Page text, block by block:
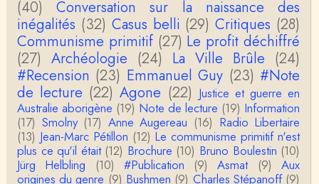
ur? La dernière edition française ou celle…
roland chaudat
le sous-titre de l’article de la Lutte de Classes “No
n, l’oppression des femmes n’a pas toujours exi…
roland chaudat
Votre gourmandise sera probablement récompens
ée parce que Snow apporte "de l'eau à votre m
o…
Christophe Darmangeat
...Et merci à vous pour Snow – qui m'a l'air d'être
(40)
Conversation sur la naissance des
inégalités (32) Casus belli (29) Critiques (28)
Communisme primitif (27) Le profit déchiffré
(27) Archéologie (24) La Ville Brûle (24)
#Recension (23) Emmanuel Guy (23) #Note
de lecture (22) Agone (22) Justice et guerre en
Australie aborigène (19) Note de lecture (19) Information
(17) Smolny (17) Anne Augereau (16) Radio Libertaire
(13) Jean-Marc Pétillon (12) Le communisme primitif n'est
plus ce qu'il était (12) Brochure (10) Bruno Boulestin (10)
Jürg Helbling
(10) #Publication (9) Asmat (9)
Aux
origines du genre (9) Bushmen (9) Charles Stépanoff (9)